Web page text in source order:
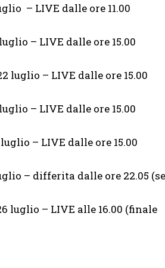
– LIVE dalle ore 11.00
– LIVE dalle ore 15.00
luglio – LIVE dalle ore 15.00
– LIVE dalle ore 15.00
– LIVE dalle ore 15.00
– differita dalle ore 22.05
luglio – LIVE alle 16.00 (finale